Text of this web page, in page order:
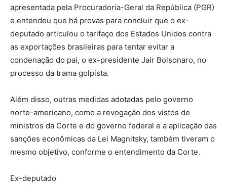
apresentada pela Procuradoria-Geral da República (PGR)
e entendeu que há provas para concluir que o ex-
deputado articulou o tarifaço dos Estados Unidos contra
as exportações brasileiras para tentar evitar a
condenação do pai, o ex-presidente Jair Bolsonaro, no
processo da trama golpista.
Além disso, outras medidas adotadas pelo governo
norte-americano, como a revogação dos vistos de
ministros da Corte e do governo federal e a aplicação das
sanções econômicas da Lei Magnitsky, também tiveram o
mesmo objetivo, conforme o entendimento da Corte.
Ex-deputado